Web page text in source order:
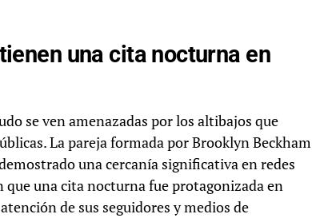
una cita nocturna en
se ven amenazadas por los altibajos que
La pareja formada por Brooklyn Beckham
una cercanía significativa en redes
que una cita nocturna fue protagonizada en
de sus seguidores y medios de